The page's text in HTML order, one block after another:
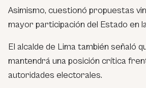
Asimismo, cuestionó propuestas
mayor participación del Estado en
El alcalde de Lima también señaló
mantendrá una posición crítica
autoridades electorales.